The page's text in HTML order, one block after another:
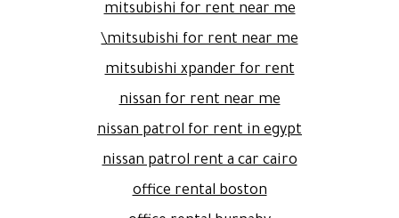
mitsubishi for rent near me
mitsubishi for rent near me\
mitsubishi xpander for rent
nissan for rent near me
nissan patrol for rent in egypt
nissan patrol rent a car cairo
office rental boston